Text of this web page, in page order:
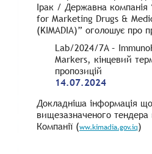
Ірак / Державна компанія
for Marketing Drugs &
(KIMADIA)” оголошує про
Lab/2024/7A –
Markers, кінцевий
пропозицій
14.07.2024
Докладніша інформація
вищезазначеного тендера
Компанії (ww.kimadia.gov.iq)